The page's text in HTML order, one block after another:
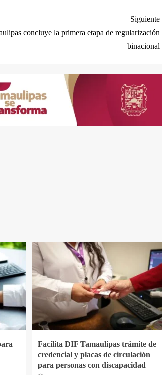
Siguiente
concluye la primera etapa de regularización
binacional
Facilita DIF Tamaulipas trámite de
credencial y placas de circulación
para personas con discapacidad